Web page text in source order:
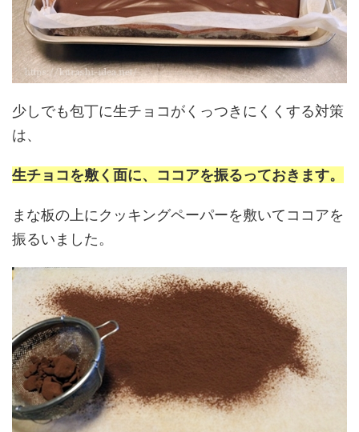
少しでも包丁に生チョコがくっつきにくくする対策
は、
生チョコを敷く面に、ココアを振るっておきます。
まな板の上にクッキングペーパーを敷いてココアを
振るいました。